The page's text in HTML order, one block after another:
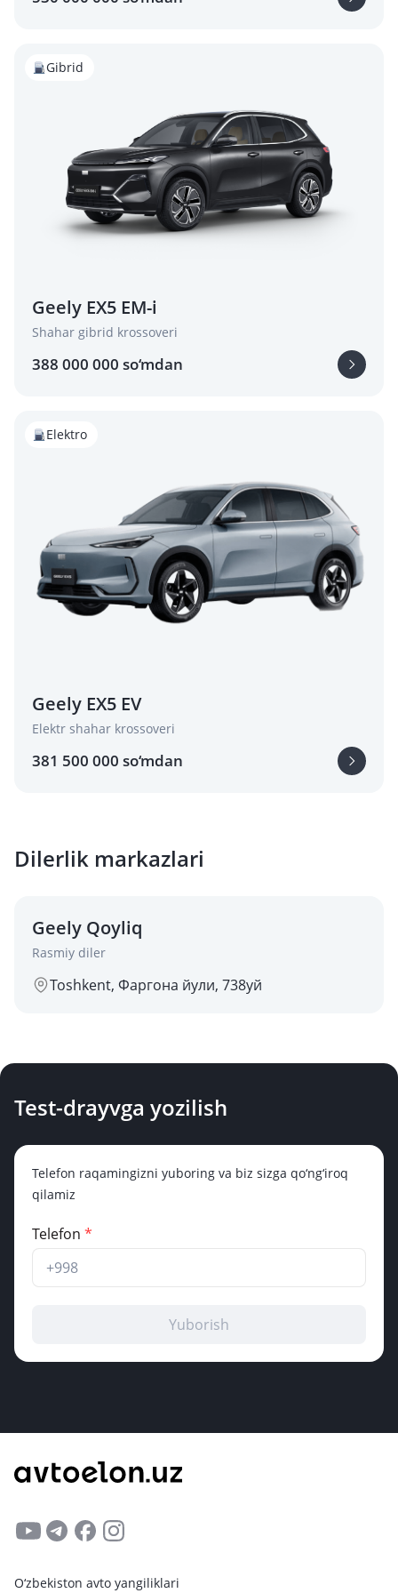
Gibrid
Geely EX5 EM-i
Shahar gibrid krossoveri
388 000 000 so‘mdan
Elektro
Geely EX5 EV
Elektr shahar krossoveri
381 500 000 so‘mdan
Dilerlik markazlari
Geely Qoyliq
Rasmiy diler
Toshkent, Фаргона йули, 738уй
Test-drayvga yozilish
Telefon raqamingizni yuboring va biz sizga qo‘ng‘iroq
qilamiz
Telefon *
Yuborish
O‘zbekiston avto yangiliklari